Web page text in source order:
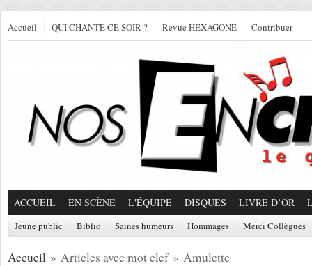
Accueil QUI CHANTE CE SOIR ? Revue HEXAGONE Contribuer
ACCUEIL EN SCÈNE L'ÉQUIPE DISQUES LIVRE D’OR
Jeune public Biblio Saines humeurs Hommages Merci Collègues
Accueil » Articles avec mot clef » Amulette